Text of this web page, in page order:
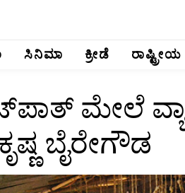
ಸಿನಿಮಾ ಕ್ರೀಡೆ ರಾಷ್ಟ್ರೀಯ
ಮೇಲೆ
ಬೈರೇಗೌಡ